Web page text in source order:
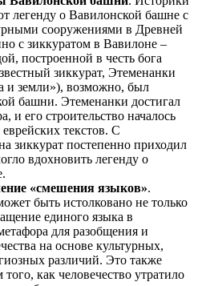
легенду о Вавилонской башне с
сооружениями в Древней
с зиккуратом в Вавилоне –
построенной в честь бога
зиккурат, Этеменанки
и земли»), возможно, был
башни. Этеменанки достигал
и его строительство началось
текстов. С
зиккурат постепенно приходил
вдохновить легенду о
«смешения языков».
быть истолковано не только
единого языка в
для разобщения и
на основе культурных,
различий. Это также
как человечество утратило